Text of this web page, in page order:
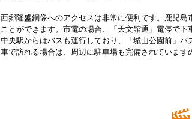
西郷隆盛銅像へのアクセスは非常に便利です。鹿児
ことができます。市電の場合、「天文館通」電停で
中央駅からはバスも運行しており、「城山公園前」バ
車で訪れる場合は、周辺に駐車場も完備されています